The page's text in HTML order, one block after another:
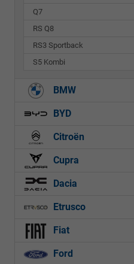
Q7
RS Q8
RS3 Sportback
S5 Kombi
BMW
BYD
Citroën
Cupra
Dacia
Etrusco
Fiat
Ford